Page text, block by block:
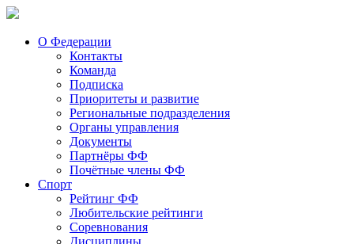
О Федерации
Контакты
Команда
Подписка
Приоритеты и развитие
Региональные подразделения
Органы управления
Документы
Партнёры ФФ
Почётные члены ФФ
Спорт
Рейтинг ФФ
Любительские рейтинги
Соревнования
Дисциплины